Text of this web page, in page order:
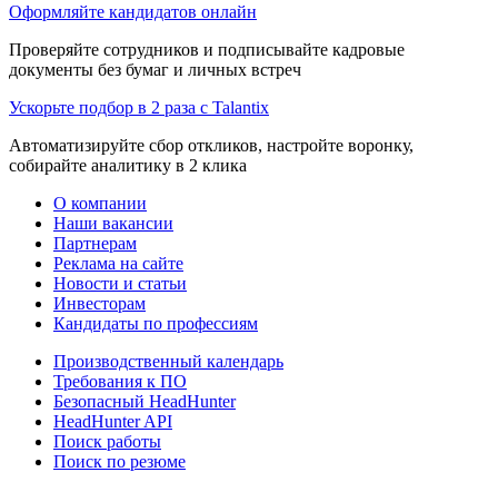
Оформляйте кандидатов онлайн
Проверяйте сотрудников и подписывайте кадровые
документы без бумаг и личных встреч
Ускорьте подбор в 2 раза с Talantix
Автоматизируйте сбор откликов, настройте воронку,
собирайте аналитику в 2 клика
О компании
Наши вакансии
Партнерам
Реклама на сайте
Новости и статьи
Инвесторам
Кандидаты по профессиям
Производственный календарь
Требования к ПО
Безопасный HeadHunter
HeadHunter API
Поиск работы
Поиск по резюме